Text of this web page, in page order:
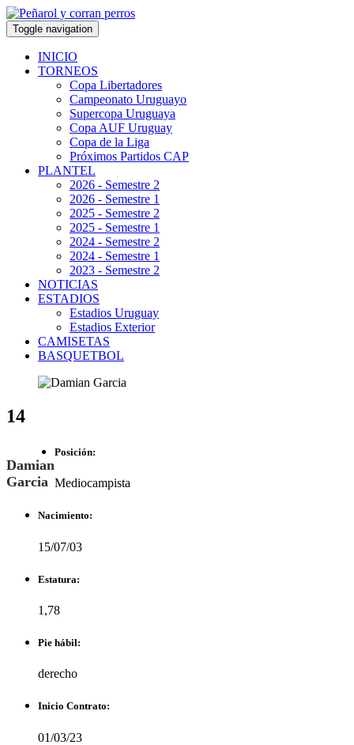
Toggle navigation
INICIO
TORNEOS
Copa Libertadores
Campeonato Uruguayo
Supercopa Uruguaya
Copa AUF Uruguay
Copa de la Liga
Próximos Partidos CAP
PLANTEL
2026 - Semestre 2
2026 - Semestre 1
2025 - Semestre 2
2025 - Semestre 1
2024 - Semestre 2
2024 - Semestre 1
2023 - Semestre 2
NOTICIAS
ESTADIOS
Estadios Uruguay
Estadios Exterior
CAMISETAS
BASQUETBOL
14
Damian
Garcia
Posición:
Mediocampista
Nacimiento:
15/07/03
Estatura:
1,78
Pie hábil:
derecho
Inicio Contrato:
01/03/23